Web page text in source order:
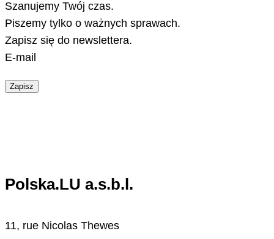
Szanujemy Twój czas.
Piszemy tylko o ważnych sprawach.
Zapisz się do newslettera.
E-mail
Zapisz
Polska.LU a.s.b.l.
11, rue Nicolas Thewes